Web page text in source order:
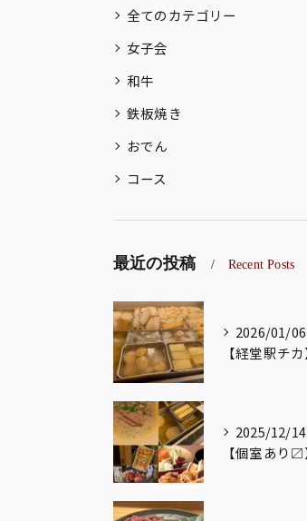
全てのカテゴリー
女子会
和牛
鉄板焼き
おでん
コース
最近の投稿 Recent Posts
2026/01/06
2025/12/14